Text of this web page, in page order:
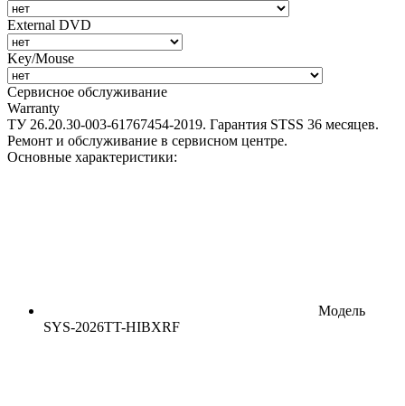
External DVD
Key/Mouse
Сервисное обслуживание
Warranty
ТУ 26.20.30-003-61767454-2019. Гарантия STSS 36 месяцев.
Ремонт и обслуживание в сервисном центре.
Основные характеристики:
Модель
SYS-2026TT-HIBXRF